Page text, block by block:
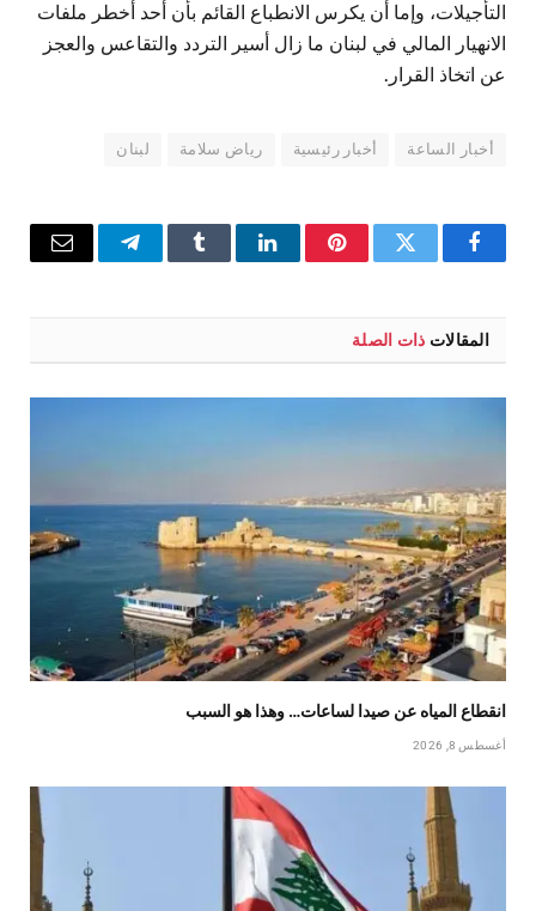
التأجيلات، وإما أن يكرس الانطباع القائم بأن أحد أخطر ملفات
الانهيار المالي في لبنان ما زال أسير التردد والتقاعس والعجز
عن اتخاذ القرار.
أخبار الساعة أخبار رئيسية رياض سلامة لبنان
فيسبوكتويتر بينتيريستلينكدإن Tumblr تيلقرام البريد
المقالات ذات الصلة
انقطاع المياه عن صيدا لساعات… وهذا هو السبب
أغسطس 8, 2026